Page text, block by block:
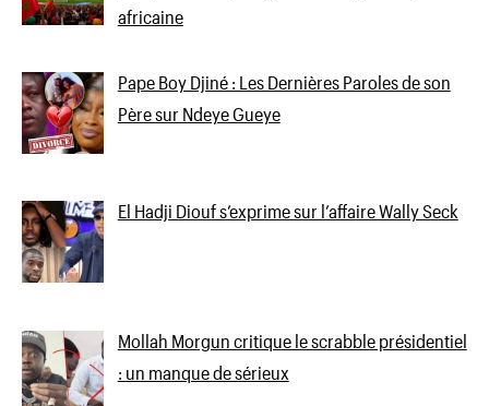
africaine
Pape Boy Djiné : Les Dernières Paroles de son
Père sur Ndeye Gueye
El Hadji Diouf s’exprime sur l’affaire Wally Seck
Mollah Morgun critique le scrabble présidentiel
: un manque de sérieux